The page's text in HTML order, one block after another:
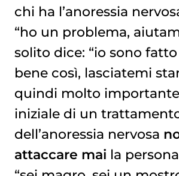
chi ha l’anoressia
“ho un problema,
solito dice: “io sono
bene così, lasciatemi
quindi molto
iniziale di un
dell’anoressia nervosa
attaccare mai la